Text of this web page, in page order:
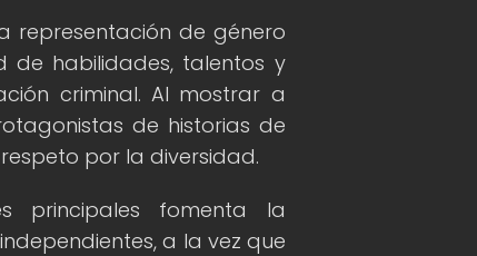
representación de género
de habilidades, talentos y
criminal. Al mostrar a
de historias de
por la diversidad.
principales fomenta la
a la vez que